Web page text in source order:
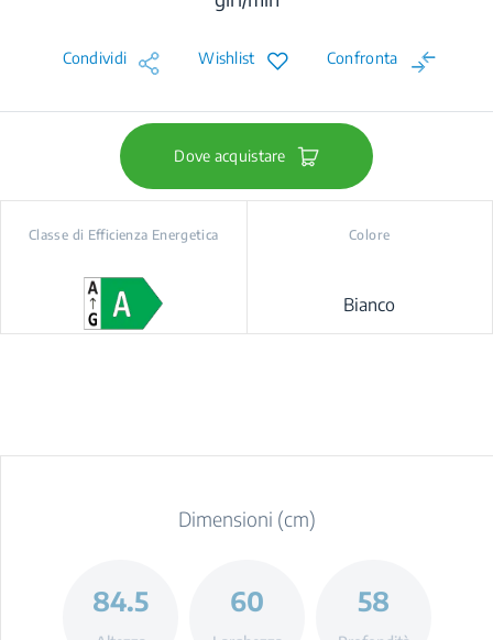
Condividi Wishlist Confronta
Dove acquistare
Classe di Efficienza Energetica Colore
Bianco
Dimensioni (cm)
84.5 60 58